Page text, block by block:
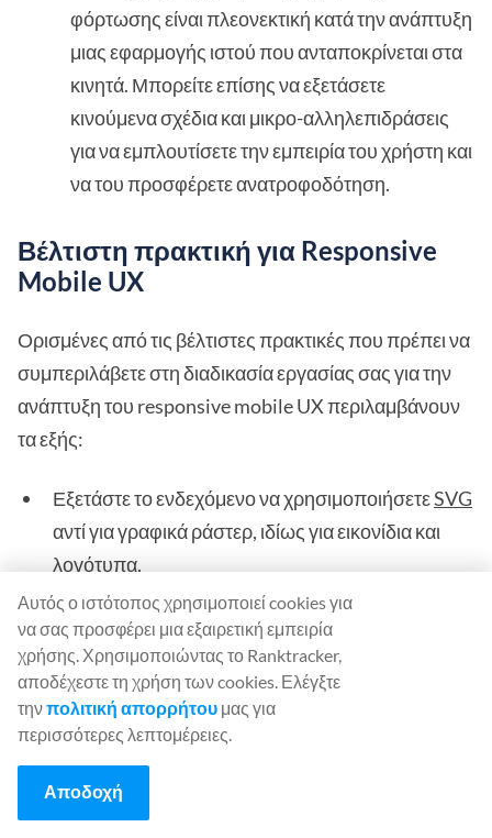
φόρτωσης είναι πλεονεκτική κατά την ανάπτυξη
μιας εφαρμογής ιστού που ανταποκρίνεται στα
κινητά. Μπορείτε επίσης να εξετάσετε
κινούμενα σχέδια και μικρο-αλληλεπιδράσεις
για να εμπλουτίσετε την εμπειρία του χρήστη και
να του προσφέρετε ανατροφοδότηση.
Βέλτιστη πρακτική για Responsive
Mobile UX
Ορισμένες από τις βέλτιστες πρακτικές που πρέπει να
συμπεριλάβετε στη διαδικασία εργασίας σας για την
ανάπτυξη του responsive mobile UX περιλαμβάνουν
τα εξής:
Εξετάστε το ενδεχόμενο να χρησιμοποιήσετεSVG
αντί για γραφικά ράστερ, ιδίως για εικονίδια και
λογότυπα.
Βεβαιωθείτε ότι κάθε ιστοσελίδα ενσωματώνει
τουλάχιστον τρία σημεία διάσπασης (κινητό,
tablet και desktop).
Χρησιμοποιήστε τα μοτίβα UI καρτών ως δοχεία
περιεχομένου και εξοικονομώντας χρόνο.
Αυτός ο ιστότοπος χρησιμοποιεί cookies για
να σας προσφέρει μια εξαιρετική εμπειρία
χρήσης. Χρησιμοποιώντας το Ranktracker,
αποδέχεστε τη χρήση των cookies. Ελέγξτε
τηνπολιτική απορρήτου μας για
περισσότερες λεπτομέρειες.
Αποδοχή